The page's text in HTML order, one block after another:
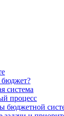
бюджет?
система
процесс
бюджетной